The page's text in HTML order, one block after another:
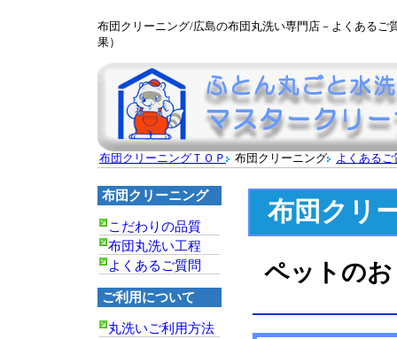
布団クリーニング/広島の布団丸洗い専門店－よくあるご
果）
布団クリーニングＴＯＰ 布団クリーニング よくあるご
布団クリ
ペットの
布団クリーニング
こだわりの品質
布団丸洗い工程
よくあるご質問
ご利用について
丸洗いご利用方法